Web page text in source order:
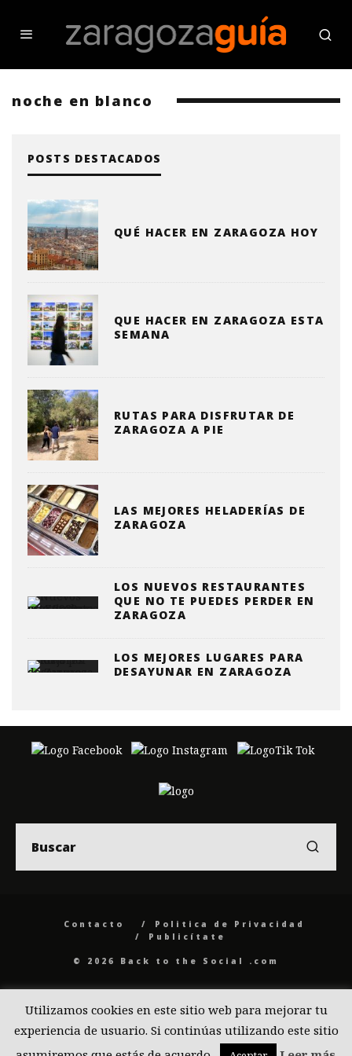
noche en blanco
POSTS DESTACADOS
QUÉ HACER EN ZARAGOZA HOY
QUE HACER EN ZARAGOZA ESTA
SEMANA
RUTAS PARA DISFRUTAR DE
ZARAGOZA A PIE
LAS MEJORES HELADERÍAS DE
ZARAGOZA
LOS NUEVOS RESTAURANTES
QUE NO TE PUEDES PERDER EN
ZARAGOZA
LOS MEJORES LUGARES PARA
DESAYUNAR EN ZARAGOZA
Contacto
Politica de Privacidad
Publicítate
© 2026 Back to the Social .com
Utilizamos cookies en este sitio web para mejorar tu
experiencia de usuario. Si continúas utilizando este sitio